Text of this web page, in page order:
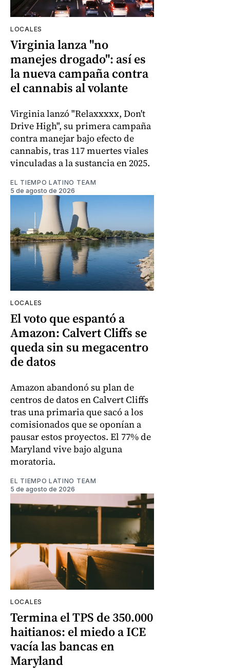
LOCALES
Virginia lanza "no
manejes drogado": así es
la nueva campaña contra
el cannabis al volante
Virginia lanzó "Relaxxxxx, Don't
Drive High", su primera campaña
contra manejar bajo efecto de
cannabis, tras 117 muertes viales
vinculadas a la sustancia en 2025.
EL TIEMPO LATINO TEAM
5 de agosto de 2026
LOCALES
El voto que espantó a
Amazon: Calvert Cliffs se
queda sin su megacentro
de datos
Amazon abandonó su plan de
centros de datos en Calvert Cliffs
tras una primaria que sacó a los
comisionados que se oponían a
pausar estos proyectos. El 77% de
Maryland vive bajo alguna
moratoria.
EL TIEMPO LATINO TEAM
5 de agosto de 2026
LOCALES
Termina el TPS de 350.000
haitianos: el miedo a ICE
vacía las bancas en
Maryland